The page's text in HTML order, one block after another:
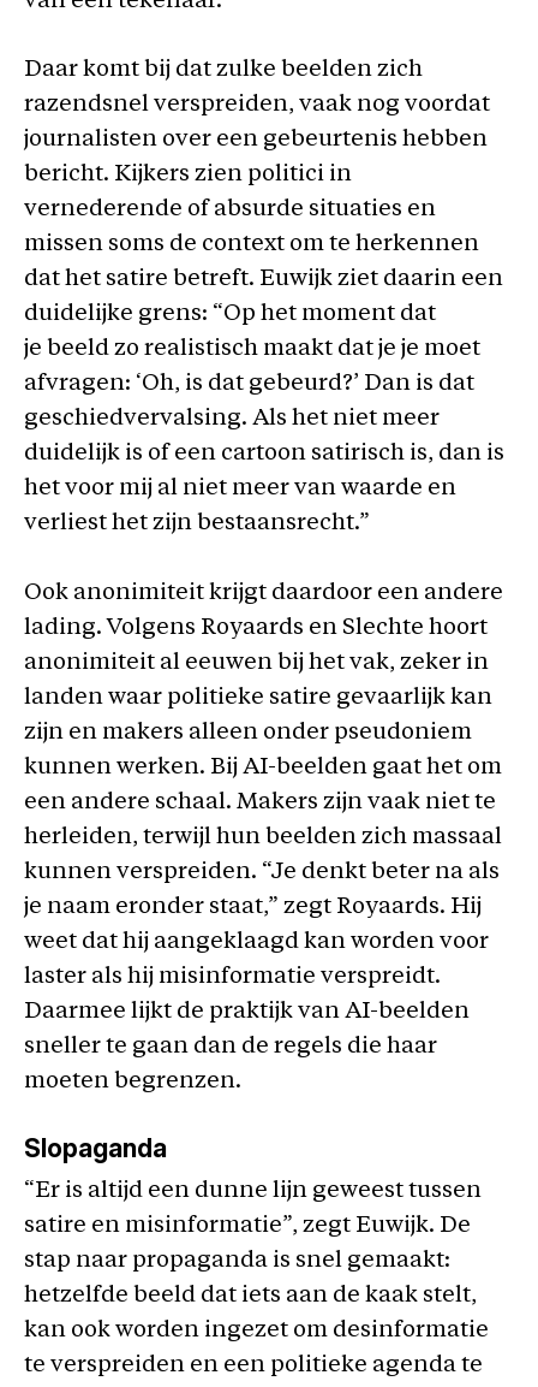
Daar komt bij dat zulke beelden zich
razendsnel verspreiden, vaak nog voordat
journalisten over een gebeurtenis hebben
bericht. Kijkers zien politici in
vernederende of absurde situaties en
missen soms de context om te herkennen
dat het satire betreft. Euwijk ziet daarin een
duidelijke grens: “Op het moment dat
je beeld zo realistisch maakt dat je je moet
afvragen: ‘Oh, is dat gebeurd?’ Dan is dat
geschiedvervalsing. Als het niet meer
duidelijk is of een cartoon satirisch is, dan is
het voor mij al niet meer van waarde en
verliest het zijn bestaansrecht.”
Ook anonimiteit krijgt daardoor een andere
lading. Volgens Royaards en Slechte hoort
anonimiteit al eeuwen bij het vak, zeker in
landen waar politieke satire gevaarlijk kan
zijn en makers alleen onder pseudoniem
kunnen werken. Bij AI-beelden gaat het om
een andere schaal. Makers zijn vaak niet te
herleiden, terwijl hun beelden zich massaal
kunnen verspreiden. “Je denkt beter na als
je naam eronder staat,” zegt Royaards. Hij
weet dat hij aangeklaagd kan worden voor
laster als hij misinformatie verspreidt.
Daarmee lijkt de praktijk van AI-beelden
sneller te gaan dan de regels die haar
moeten begrenzen.
Slopaganda
“Er is altijd een dunne lijn geweest tussen
satire en misinformatie”, zegt Euwijk. De
stap naar propaganda is snel gemaakt:
hetzelfde beeld dat iets aan de kaak stelt,
kan ook worden ingezet om desinformatie
te verspreiden en een politieke agenda te